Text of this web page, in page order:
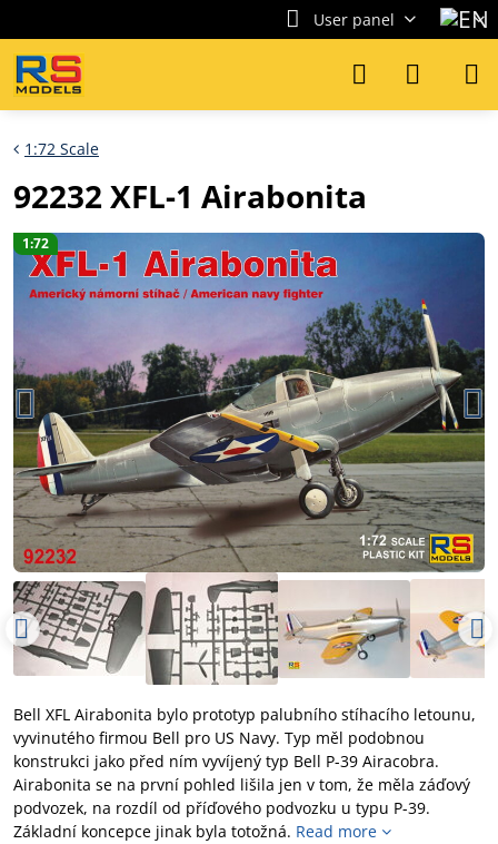
User panel
1:72
1:72 Scale
92232 XFL-1 Airabonita
Bell XFL Airabonita bylo prototyp palubního stíhacího letounu,
vyvinutého firmou Bell pro US Navy. Typ měl podobnou
konstrukci jako před ním vyvíjený typ Bell P-39 Airacobra.
Airabonita se na první pohled lišila jen v tom, že měla záďový
podvozek, na rozdíl od příďového podvozku u typu P-39.
Základní koncepce jinak byla totožná. Read more